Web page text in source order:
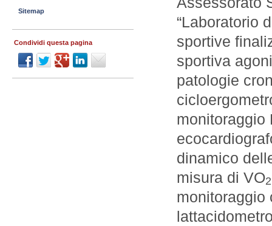
“Laboratorio
sportive
sportiva
patologie
monitoraggio
dinamico
misura di VO2
monitoraggio
Sitemap
Condividi questa pagina